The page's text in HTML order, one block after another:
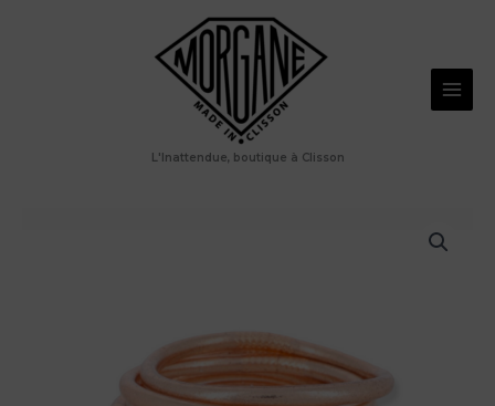
L'Inattendue, boutique à Clisson